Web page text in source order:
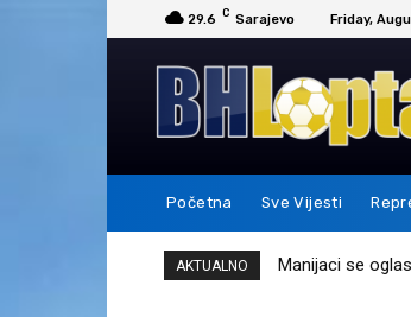
29.6 C Sarajevo Friday,
Početna Sve Vijesti
AKTUALNO Messi je ovim